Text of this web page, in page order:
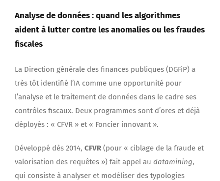
Analyse de données : quand les algorithmes
aident à lutter contre les anomalies ou les fraudes
fiscales
La Direction générale des finances publiques (DGFiP) a
très tôt identifié l’IA comme une opportunité pour
l’analyse et le traitement de données dans le cadre ses
contrôles fiscaux. Deux programmes sont d’ores et déjà
déployés : « CFVR » et « Foncier innovant ».
Développé dès 2014, CFVR (pour « ciblage de la fraude et
valorisation des requêtes ») fait appel au datamining,
qui consiste à analyser et modéliser des typologies